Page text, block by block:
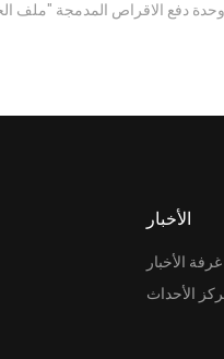
دفع الاقراص المدمجة "ملف
الأخبار
غرفة الأخبار
الأحداث